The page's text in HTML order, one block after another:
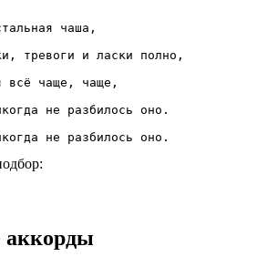
чаша,
тревоги и ласки полно,
всё чаще, чаще,
не разбилось оно.
не разбилось оно.
аккорды